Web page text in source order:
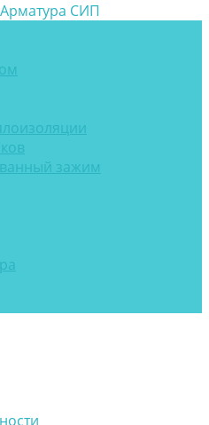
Арматура СИП
зажим